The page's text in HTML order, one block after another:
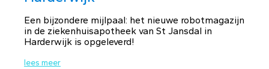
Een bijzondere mijlpaal: het nieuwe robotmagazijn
in de ziekenhuisapotheek van St Jansdal in
Harderwijk is opgeleverd!
lees meer